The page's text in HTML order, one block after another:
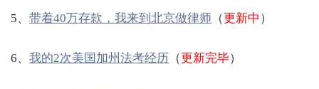
5、 带着40万存款，我来到北京做律师 （更新中 ）
6、 我的2次美国加州法考经历 （更新完毕）